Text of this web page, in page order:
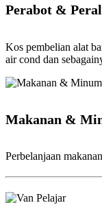
Perabot &
Kos pembelian alat
air cond dan
Makanan &
Perbelanjaan